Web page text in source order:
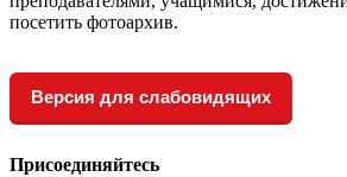
посетить фотоархив.
Версия для слабовидящих
Присоединяйтесь